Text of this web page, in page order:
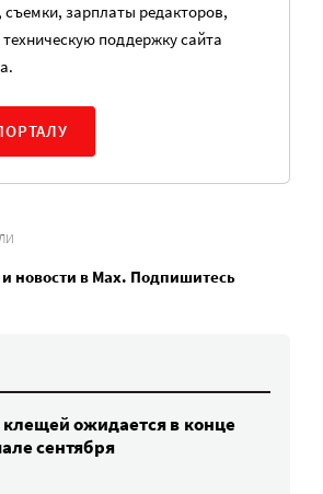
зарплаты редакторов,
поддержку сайта
новости в Max. Подпишитесь
клещей ожидается в конце
сентября